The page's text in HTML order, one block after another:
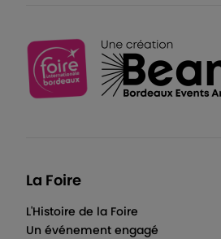
La Foire
L'Histoire de la Foire
Un événement engagé